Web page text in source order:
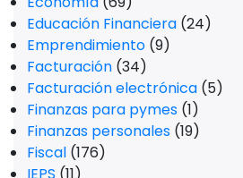
Educación Financiera (24)
Emprendimiento (9)
Facturación (34)
Facturación electrónica (5)
Finanzas para pymes (1)
Finanzas personales (19)
Fiscal (176)